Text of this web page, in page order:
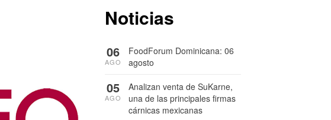
Noticias
FoodForum Dominicana: 06
agosto
06
AGO
Analizan venta de SuKarne,
una de las principales firmas
cárnicas mexicanas
05
AGO